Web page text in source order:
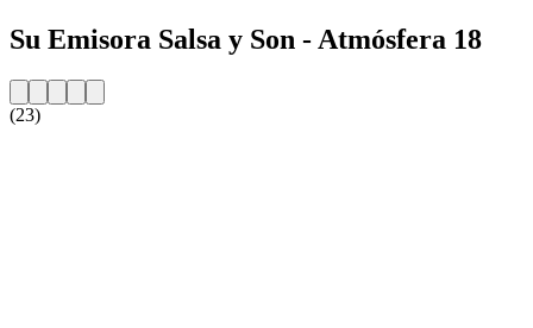
Su Emisora Salsa y Son - Atmósfera 18
(23)